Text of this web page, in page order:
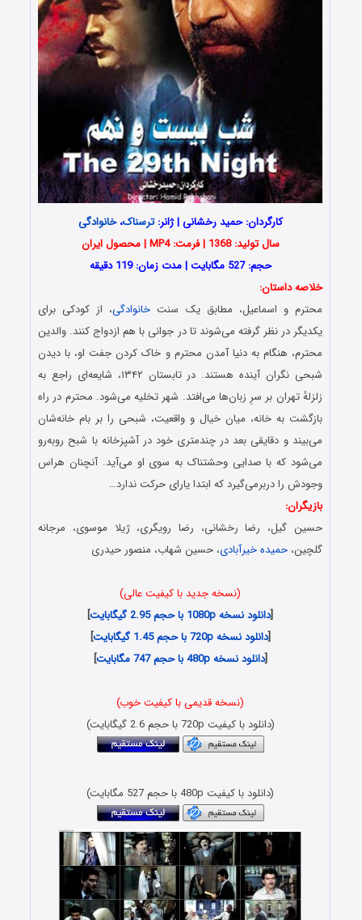
کارگردان: حمید رخشانی | ژانر:ترسناک،خانوادگی
سال تولید: 1368 | فرمت: MP4 | محصول ایران
حجم: 527 مگابایت | مدت زمان: 119 دقیقه
خلاصه داستان:
محترم و اسماعیل، مطابق یک سنت خانوادگی، از کودکی برای
یکدیگر در نظر گرفته می‌شوند تا در جوانی با هم ازدواج کنند. والدین
محترم، هنگام به دنیا آمدن محترم و خاک کردن جفت او، با دیدن
شبحی نگران آینده هستند. در تابستان ۱۳۴۲، شایعه‌ای راجع به
زلزلهٔ تهران بر سرِ زبان‌ها می‌افتد. شهر تخلیه می‌شود. محترم در راه
بازگشت به خانه، میان خیال و واقعیت، شبحی را بر بام خانه‌شان
می‌بیند و دقایقی بعد در چندمتری خود در آشپزخانه با شبح روبه‌رو
می‌شود که با صدایی وحشتناک به سوی او می‌آید. آنچنان هراس
وجودش را دربرمی‌گیرد که ابتدا یارای حرکت ندارد…
بازیگران:
حسین گیل، رضا رخشانی، رضا رویگری، ژیلا موسوی، مرجانه
گلچین،حمیده خیرآبادی، حسین شهاب، منصور حیدری
(نسخه جدید با کیفیت عالی)
[دانلود نسخه 1080p با حجم 2.95 گیگابایت
]
[دانلود نسخه 720p با حجم 1.45 گیگابایت
]
[دانلود نسخه 480p با حجم 747 مگابایت ]
(نسخه قدیمی با کیفیت خوب)
(دانلود با کیفیت 720p با حجم 2.6 گیگابایت)
(دانلود با کیفیت 480p با حجم 527 مگابایت)